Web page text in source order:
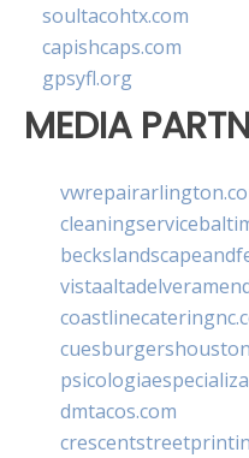
soultacohtx.com
capishcaps.com
gpsyfl.org
MEDIA
dmtacos.com